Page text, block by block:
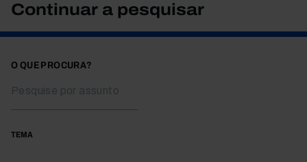
Continuar a pesquisar
O QUE PROCURA?
TEMA